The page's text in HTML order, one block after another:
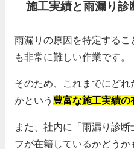
施工実績と雨漏り診
雨漏りの原因を特定する
も非常に難しい作業です。
そのため、これまでにど
かという 豊富な施工実績の
また、社内に「雨漏り診
フが在籍しているかどうか